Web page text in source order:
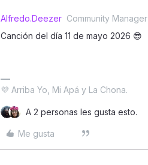
Alfredo.Deezer Community Manager
Canción del día 11 de mayo 2026 😎
💜 Arriba Yo, Mi Apá y La Chona.
A 2 personas les gusta esto.
Me gusta